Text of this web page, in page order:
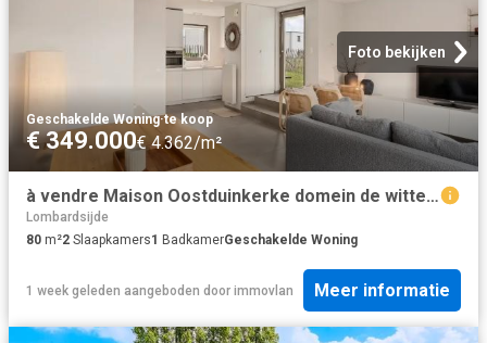
Foto bekijken
Geschakelde Woning·te koop
€ 349.000€ 4.362/m²
à vendre Maison Oostduinkerke domein de witte oase
Lombardsijde
80 m²2 Slaapkamers1 BadkamerGeschakelde Woning
1 week geleden aangeboden door immovlan Meer informatie